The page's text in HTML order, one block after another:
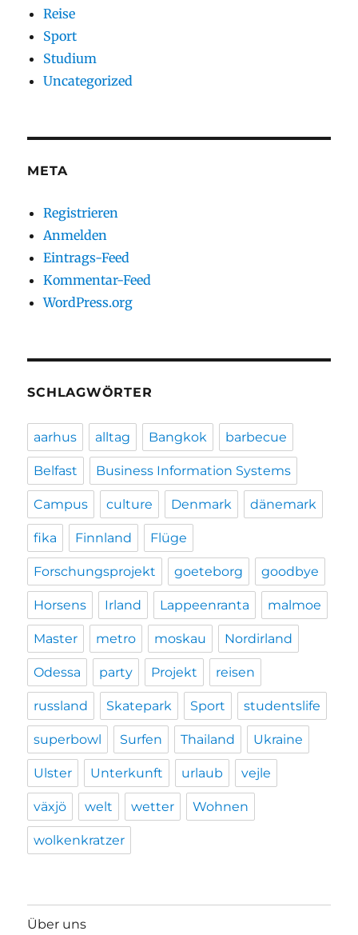
Reise
Sport
Studium
Uncategorized
META
Registrieren
Anmelden
Eintrags-Feed
Kommentar-Feed
WordPress.org
SCHLAGWÖRTER
aarhus alltag Bangkok barbecue
Belfast Business Information Systems
Campus culture Denmark dänemark
fika Finnland Flüge
Forschungsprojekt goeteborg goodbye
Horsens Irland Lappeenranta malmoe
Master metro moskau Nordirland
Odessa party Projekt reisen
russland Skatepark Sport studentslife
superbowl Surfen Thailand Ukraine
Ulster Unterkunft urlaub vejle
växjö welt wetter Wohnen
wolkenkratzer
Über uns